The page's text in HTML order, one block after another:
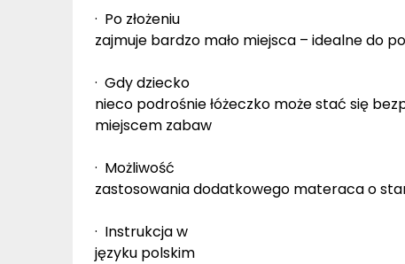
· Po złożeniu
zajmuje bardzo mało miejsca – idealne do
· Gdy dziecko
nieco podrośnie łóżeczko może stać się
miejscem zabaw
· Możliwość
zastosowania dodatkowego materaca o
· Instrukcja w
języku polskim